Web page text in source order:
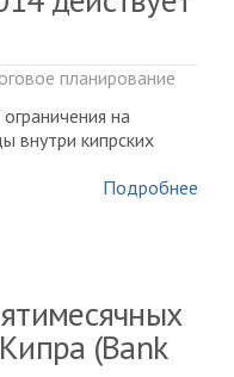
планирование
на
внутри кипрских
Подробнее
(Bank